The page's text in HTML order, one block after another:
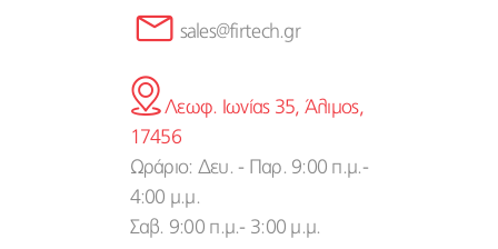
sales@firtech.gr
Λεωφ. Ιωνίας 35, Άλιμος,
17456
Ωράριο: Δευ. - Παρ. 9:00 π.μ.-
4:00 μ.μ.
Σαβ. 9:00 π.μ.- 3:00 μ.μ.